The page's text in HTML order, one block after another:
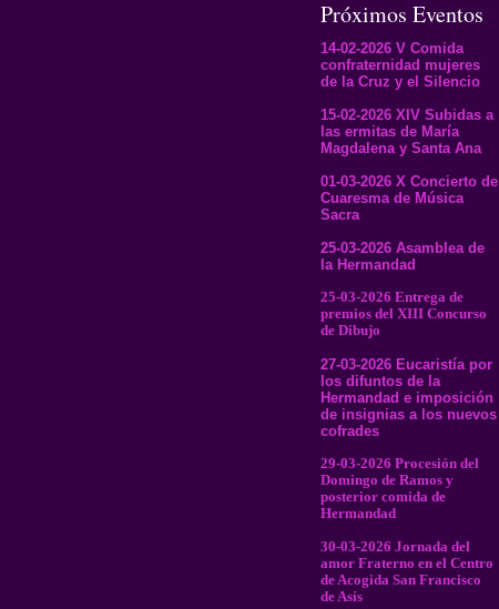
Próximos Eventos
14-02-2026 V Comida
confraternidad mujeres
de la Cruz y el Silencio
15-02-2026 XIV Subidas a
las ermitas de María
Magdalena y Santa Ana
01-03-2026 X Concierto de
Cuaresma de Música
Sacra
25-03-2026 Asamblea de
la Hermandad
25-03-2026 Entrega de
premios del XIII Concurso
de Dibujo
27-03-2026 Eucaristía por
los difuntos de la
Hermandad e imposición
de insignias a los nuevos
cofrades
29-03-2026 Procesión del
Domingo de Ramos y
posterior comida de
Hermandad
30-03-2026 Jornada del
amor Fraterno en el Centro
de Acogida San Francisco
de Asís